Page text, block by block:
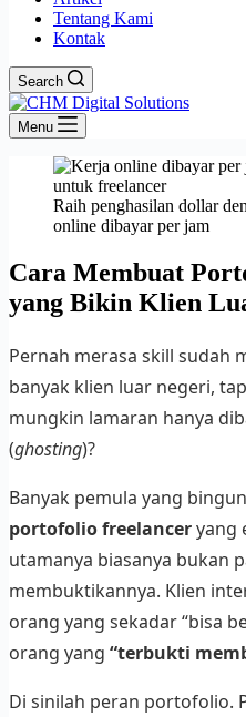
Tentang Kami
Kontak
Search
Menu
Raih penghasilan dollar
online dibayar per jam
Cara Membuat
yang Bikin Klien
Pernah merasa skill sudah
banyak klien luar negeri,
mungkin lamaran hanya
(ghosting)?
Banyak pemula yang
portofolio freelanceryang
utamanya biasanya bukan
membuktikannya. Klien
orang yang sekadar “bisa
orang yang “terbukti
Di sinilah peran portofolio.